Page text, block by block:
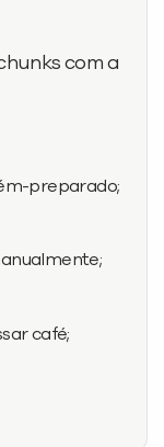
com a
preparado;
café;